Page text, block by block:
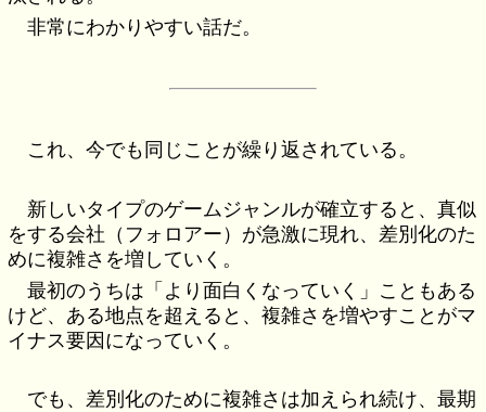
非常にわかりやすい話だ。
これ、今でも同じことが繰り返されている。
新しいタイプのゲームジャンルが確立すると、真似
をする会社（フォロアー）が急激に現れ、差別化のた
めに複雑さを増していく。
最初のうちは「より面白くなっていく」こともある
けど、ある地点を超えると、複雑さを増やすことがマ
イナス要因になっていく。
でも、差別化のために複雑さは加えられ続け、最期